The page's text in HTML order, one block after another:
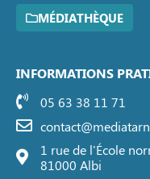
MÉDIATHÈQUE
INFORMATIONS
05 63 38 11 71
1 rue de l'École
81000 Albi